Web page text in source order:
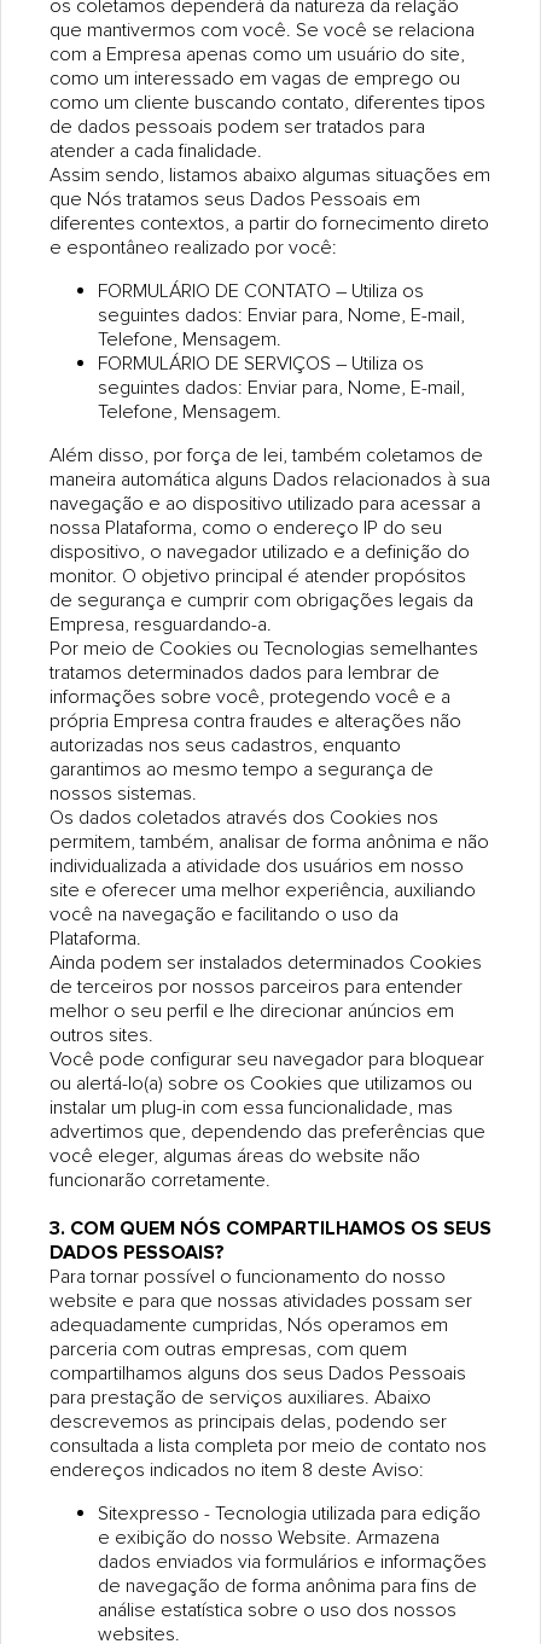
os coletamos dependerá da natureza da relação
que mantivermos com você. Se você se relaciona
com a Empresa apenas como um usuário do site,
como um interessado em vagas de emprego ou
como um cliente buscando contato, diferentes tipos
de dados pessoais podem ser tratados para
atender a cada finalidade.
Assim sendo, listamos abaixo algumas situações em
que Nós tratamos seus Dados Pessoais em
diferentes contextos, a partir do fornecimento direto
e espontâneo realizado por você:
FORMULÁRIO DE CONTATO – Utiliza os
seguintes dados: Enviar para, Nome, E-mail,
Telefone, Mensagem.
FORMULÁRIO DE SERVIÇOS – Utiliza os
seguintes dados: Enviar para, Nome, E-mail,
Telefone, Mensagem.
Além disso, por força de lei, também coletamos de
maneira automática alguns Dados relacionados à sua
navegação e ao dispositivo utilizado para acessar a
nossa Plataforma, como o endereço IP do seu
dispositivo, o navegador utilizado e a definição do
monitor. O objetivo principal é atender propósitos
de segurança e cumprir com obrigações legais da
Empresa, resguardando-a.
Por meio de Cookies ou Tecnologias semelhantes
tratamos determinados dados para lembrar de
informações sobre você, protegendo você e a
própria Empresa contra fraudes e alterações não
autorizadas nos seus cadastros, enquanto
garantimos ao mesmo tempo a segurança de
nossos sistemas.
Os dados coletados através dos Cookies nos
permitem, também, analisar de forma anônima e não
individualizada a atividade dos usuários em nosso
site e oferecer uma melhor experiência, auxiliando
você na navegação e facilitando o uso da
Plataforma.
Ainda podem ser instalados determinados Cookies
de terceiros por nossos parceiros para entender
melhor o seu perfil e lhe direcionar anúncios em
outros sites.
Você pode configurar seu navegador para bloquear
ou alertá-lo(a) sobre os Cookies que utilizamos ou
instalar um plug-in com essa funcionalidade, mas
advertimos que, dependendo das preferências que
você eleger, algumas áreas do website não
funcionarão corretamente.
3. COM QUEM NÓS COMPARTILHAMOS OS SEUS
DADOS PESSOAIS?
Para tornar possível o funcionamento do nosso
website e para que nossas atividades possam ser
adequadamente cumpridas, Nós operamos em
parceria com outras empresas, com quem
compartilhamos alguns dos seus Dados Pessoais
para prestação de serviços auxiliares. Abaixo
descrevemos as principais delas, podendo ser
consultada a lista completa por meio de contato nos
endereços indicados no item 8 deste Aviso:
Sitexpresso - Tecnologia utilizada para edição
e exibição do nosso Website. Armazena
dados enviados via formulários e informações
de navegação de forma anônima para fins de
análise estatística sobre o uso dos nossos
websites.